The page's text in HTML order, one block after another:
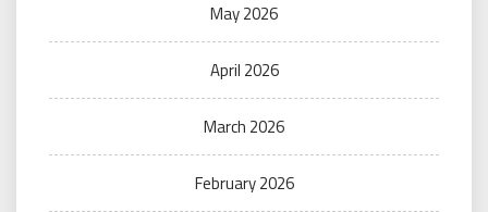
May 2026
April 2026
March 2026
February 2026